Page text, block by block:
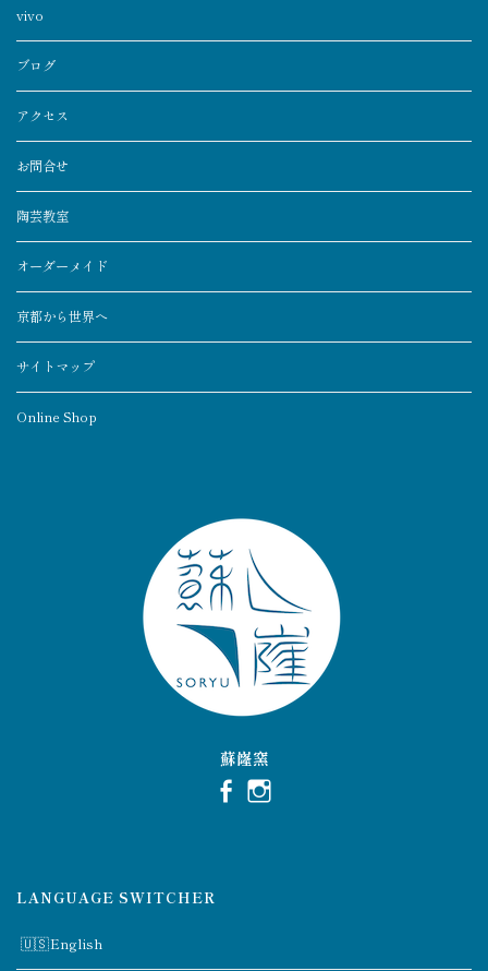
vivo
ブログ
アクセス
お問合せ
陶芸教室
オーダーメイド
京都から世界へ
サイトマップ
Online Shop
蘇嶐窯
LANGUAGE SWITCHER
English